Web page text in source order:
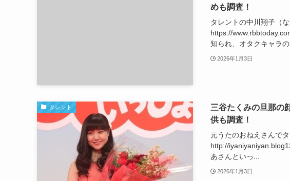
めも調査！
タレントの中川翔子（
https://
知られ、オタクキャラの
2026年1月3日
タレント
三谷たくみの旦那の
供も調査！
元うたのおねえさんで
http://
あさんといっ...
2026年1月3日